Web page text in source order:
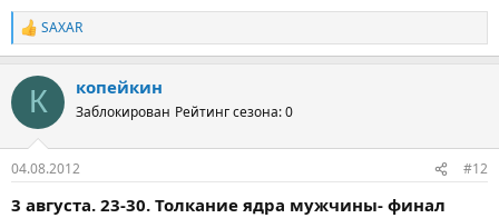
Р
е
к
и
SAXAR
К копейкин
Заблокирован Рейтинг сезона: 0
04.08.2012 #12
3 августа. 23-30. Толкание ядра мужчины- финал